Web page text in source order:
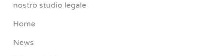
nostro studio legale
Home
News